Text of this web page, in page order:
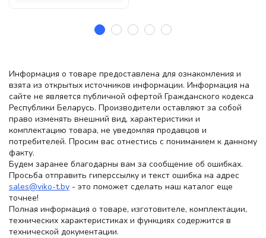
Информация о товаре предоставлена для ознакомления и
взята из открытых источников информации. Информация на
сайте не является публичной офертой Гражданского кодекса
Республики Беларусь. Производители оставляют за собой
право изменять внешний вид, характеристики и
комплектацию товара, не уведомляя продавцов и
потребителей. Просим вас отнестись с пониманием к данному
факту.
Будем заранее благодарны вам за сообщение об ошибках.
Просьба отправить гиперссылку и текст ошибка на адрес
sales@viko-t.by - это поможет сделать наш каталог еще
точнее!
Полная информация о товаре, изготовителе, комплектации,
технических характеристиках и функциях содержится в
технической документации.